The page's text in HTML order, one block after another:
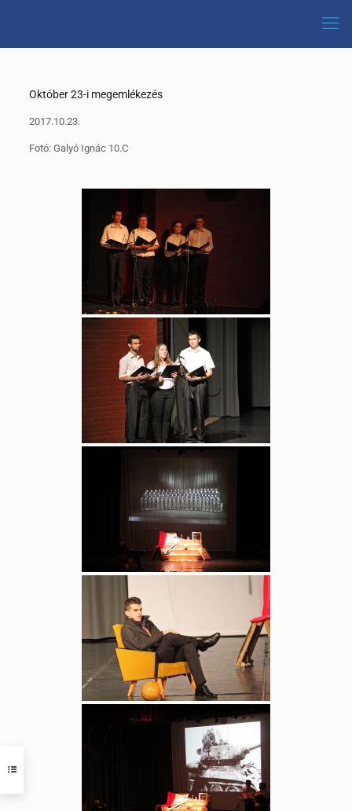
Október 23-i megemlékezés
2017.10.23.
Fotó: Galyó Ignác 10.C